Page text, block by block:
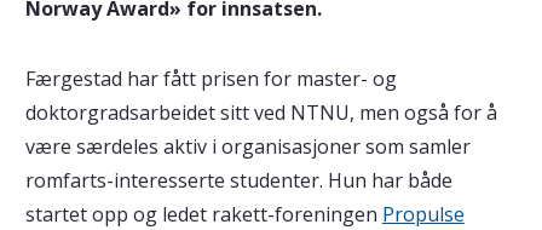
Norway Award» for innsatsen.
Færgestad har fått prisen for master- og
doktorgradsarbeidet sitt ved NTNU, men også for å
være særdeles aktiv i organisasjoner som samler
romfarts-interesserte studenter. Hun har både
startet opp og ledet rakett-foreningen Propulse